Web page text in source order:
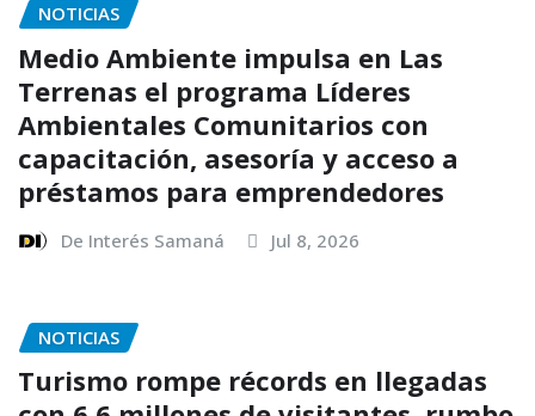
NOTICIAS
Medio Ambiente impulsa en Las
Terrenas el programa Líderes
Ambientales Comunitarios con
capacitación, asesoría y acceso a
préstamos para emprendedores
De Interés Samaná Jul 8, 2026
NOTICIAS
Turismo rompe récords en llegadas